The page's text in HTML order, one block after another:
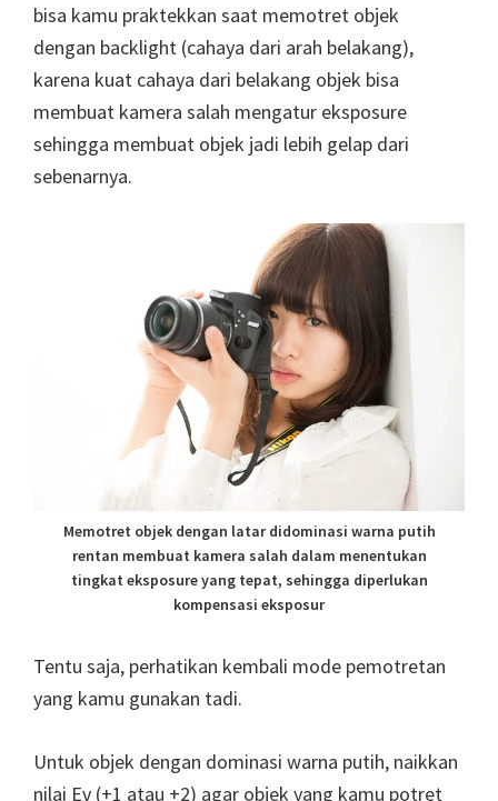
bisa kamu praktekkan saat memotret objek
dengan backlight (cahaya dari arah belakang),
karena kuat cahaya dari belakang objek bisa
membuat kamera salah mengatur eksposure
sehingga membuat objek jadi lebih gelap dari
sebenarnya.
Memotret objek dengan latar didominasi warna putih
rentan membuat kamera salah dalam menentukan
tingkat eksposure yang tepat, sehingga diperlukan
kompensasi eksposur
Tentu saja, perhatikan kembali mode pemotretan
yang kamu gunakan tadi.
Untuk objek dengan dominasi warna putih, naikkan
nilai Ev (+1 atau +2) agar objek yang kamu potret